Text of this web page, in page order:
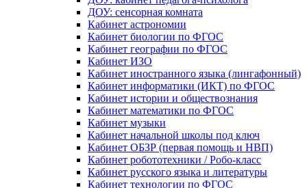
ДОУ: сенсорная комната
Кабинет астрономии
Кабинет биологии по ФГОС
Кабинет географии по ФГОС
Кабинет ИЗО
Кабинет иностранного языка (лингафонный)
Кабинет информатики (ИКТ) по ФГОС
Кабинет истории и обществознания
Кабинет математики по ФГОС
Кабинет музыки
Кабинет начальной школы под ключ
Кабинет ОБЗР (первая помощь и НВП)
Кабинет робототехники / Робо-класс
Кабинет русского языка и литературы
Кабинет технологии по ФГОС